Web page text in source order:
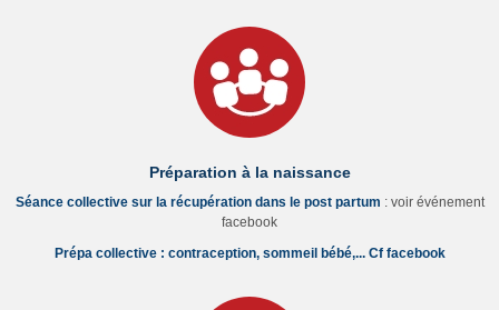
Préparation à la naissance
Séance collective sur la récupération dans le post partum : voir événement
facebook
Prépa collective : contraception, sommeil bébé,... Cf facebook